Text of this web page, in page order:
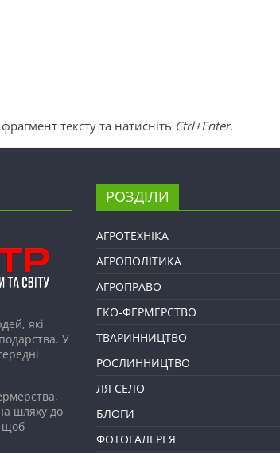
тексту та натисніть Ctrl+Enter.
які
У
шляху до
щоб
РОЗДІЛИ
АГРОТЕХНІКА
АГРОПОЛІТИКА
АГРОПРАВО
ЕКО-ФЕРМЕРСТВО
ТВАРИННИЦТВО
РОСЛИННИЦТВО
ЛЯ СЕЛО
БЛОГИ
ФОТОГАЛЕРЕЯ